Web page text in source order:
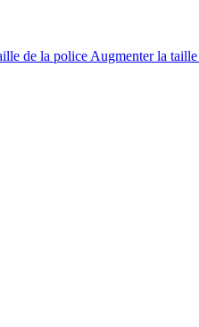
de la police Augmenter la